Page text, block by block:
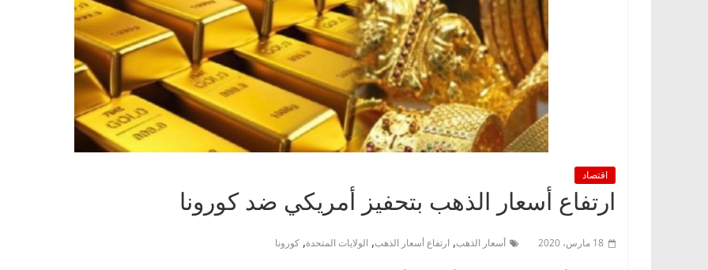
اقتصاد
ارتفاع أسعار الذهب بتحفيز أمريكي ضد كورونا
18 مارس، 2020 أسعار الذهب, ارتفاع أسعار الذهب, الولايات المتحدة, كورونا